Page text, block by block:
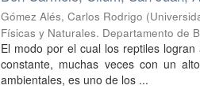
Gómez Alés, Carlos Rodrigo (
Físicas y Naturales. Departamento de
El modo por el cual los reptiles
constante, muchas veces con un
ambientales, es uno de los ...